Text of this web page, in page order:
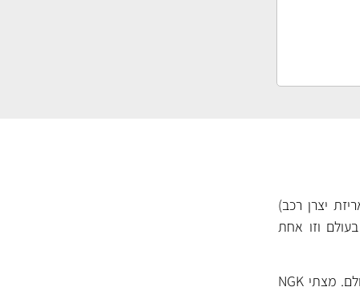
יצרן רכב)
וזו אחת
NGK מפתחת ומייצרת מצתים מאז שנות ה- 30 ונחשבת לאחת מיצרניות המצתים המובילות בעולם. מצתי NGK